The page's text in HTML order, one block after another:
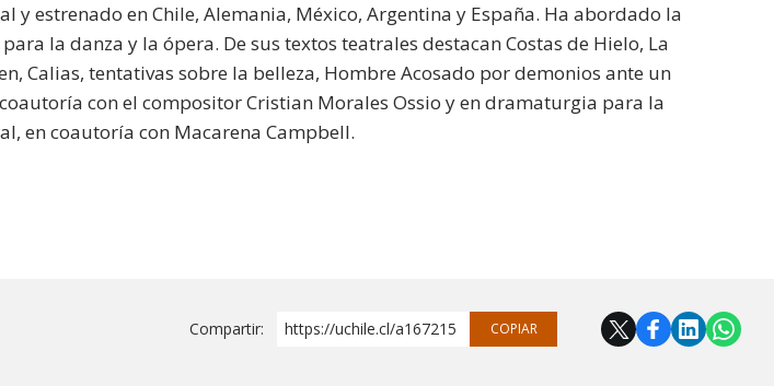
y estrenado en Chile, Alemania, México, Argentina y España. Ha abordado la
la danza y la ópera. De sus textos teatrales destacan Costas de Hielo, La
Calias, tentativas sobre la belleza, Hombre Acosado por demonios ante un
con el compositor Cristian Morales Ossio y en dramaturgia para la
en coautoría con Macarena Campbell.
Compartir: https://uchile.cl/a167215 COPIAR